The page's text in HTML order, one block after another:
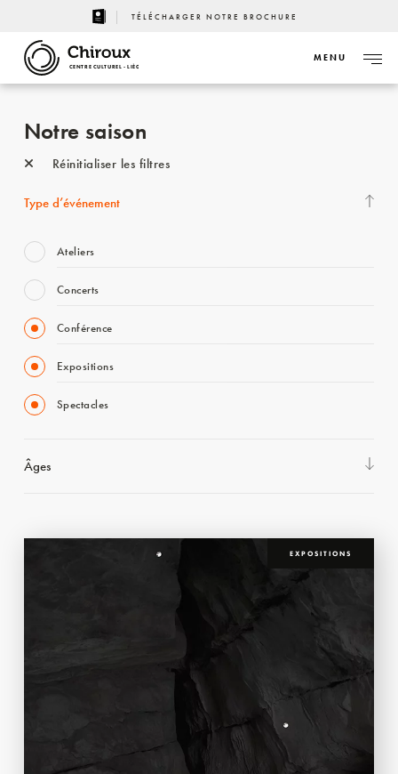
TÉLÉCHARGER NOTRE BROCHURE
CENTRE CULTUREL - LIÈGE
MENU
Notre saison
Réinitialiser les filtres
Type d’événement
Ateliers
Concerts
Conférence
Expositions
Spectacles
Âges
EXPOSITIONS